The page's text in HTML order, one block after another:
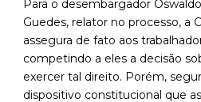
Para o desembargador
Guedes, relator no processo, a
assegura de fato aos
competindo a eles a decisão
exercer tal direito. Porém,
dispositivo constitucional que